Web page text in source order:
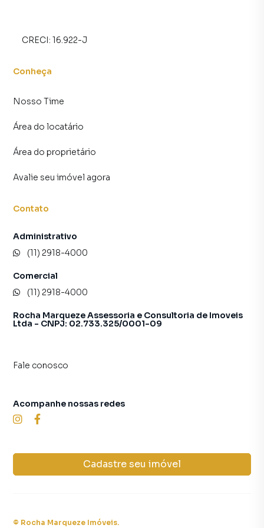
CRECI: 16.922-J
Conheça
Nosso Time
Área do locatário
Área do proprietário
Avalie seu imóvel agora
Contato
Administrativo
(11) 2918-4000
Comercial
(11) 2918-4000
Rocha Marqueze Assessoria e Consultoria de Imoveis
Ltda - CNPJ: 02.733.325/0001-09
Fale conosco
Cadastre seu imóvel
Acompanhe nossas redes
© Rocha Marqueze Imóveis.